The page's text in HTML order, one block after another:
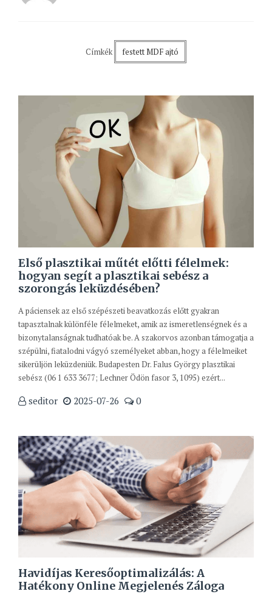
Címkék festett MDF ajtó
Első plasztikai műtét előtti félelmek:
hogyan segít a plasztikai sebész a
szorongás leküzdésében?
A páciensek az első szépészeti beavatkozás előtt gyakran
tapasztalnak különféle félelmeket, amik az ismeretlenségnek és a
bizonytalanságnak tudhatóak be. A szakorvos azonban támogatja a
szépülni, fiatalodni vágyó személyeket abban, hogy a félelmeiket
sikerüljön leküzdeniük. Budapesten Dr. Falus György plasztikai
sebész (06 1 633 3677; Lechner Ödön fasor 3, 1095) ezért...
seditor 2025-07-26 0
Havidíjas Keresőoptimalizálás: A
Hatékony Online Megjelenés Záloga